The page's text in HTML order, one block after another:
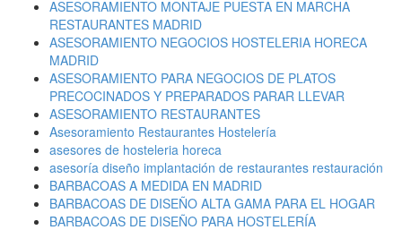
ASESORAMIENTO MONTAJE PUESTA EN MARCHA
RESTAURANTES MADRID
ASESORAMIENTO NEGOCIOS HOSTELERIA HORECA
MADRID
ASESORAMIENTO PARA NEGOCIOS DE PLATOS
PRECOCINADOS Y PREPARADOS PARAR LLEVAR
ASESORAMIENTO RESTAURANTES
Asesoramiento Restaurantes Hostelería
asesores de hosteleria horeca
asesoría diseño implantación de restaurantes restauración
BARBACOAS A MEDIDA EN MADRID
BARBACOAS DE DISEÑO ALTA GAMA PARA EL HOGAR
BARBACOAS DE DISEÑO PARA HOSTELERÍA